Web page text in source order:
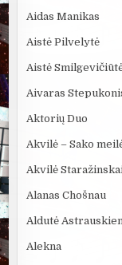
Aidas Manikas
Aistė Pilvelytė
Aistė
Aivaras
Aktorių Duo
Akvilė – Sako
Akvilė
Alanas Chošnau
Aldutė
Alekna